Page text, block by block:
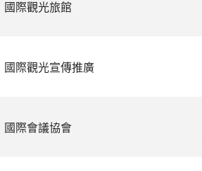
國際觀光旅館
國際觀光宣傳推廣
國際會議協會